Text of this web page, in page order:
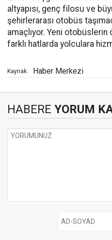
altyapısı, genç filosu ve
şehirlerarası otobüs
amaçlıyor. Yeni
farklı hatlarda yolculara
Kaynak: Haber Merkezi
HABERE YORUM